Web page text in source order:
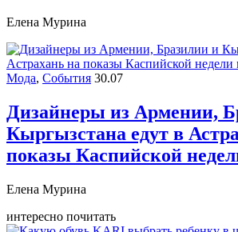
Елена Мурина
Мода, События 30.07
Дизайнеры из Армении,
Кыргызстана едут в
показы Каспийской
Елена Мурина
интересно почитать